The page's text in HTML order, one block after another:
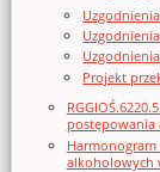
Projekt
postępowania
alkoholowych